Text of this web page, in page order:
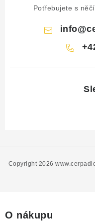
Potřebujete s
info@
Copyright 2026
O nákupu